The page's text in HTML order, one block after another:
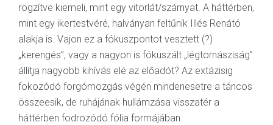
rögzítve kiemeli, mint egy vitorlát/szárnyat. A háttérben,
mint egy ikertestvéré, halványan feltűnik Illés Renátó
alakja is. Vajon ez a fókuszpontot vesztett (?)
„kerengés”, vagy a nagyon is fókuszált „légtornásziság”
állítja nagyobb kihívás elé az előadót? Az extázisig
fokozódó forgómozgás végén mindenesetre a táncos
összeesik, de ruhájának hullámzása visszatér a
háttérben fodrozódó fólia formájában.